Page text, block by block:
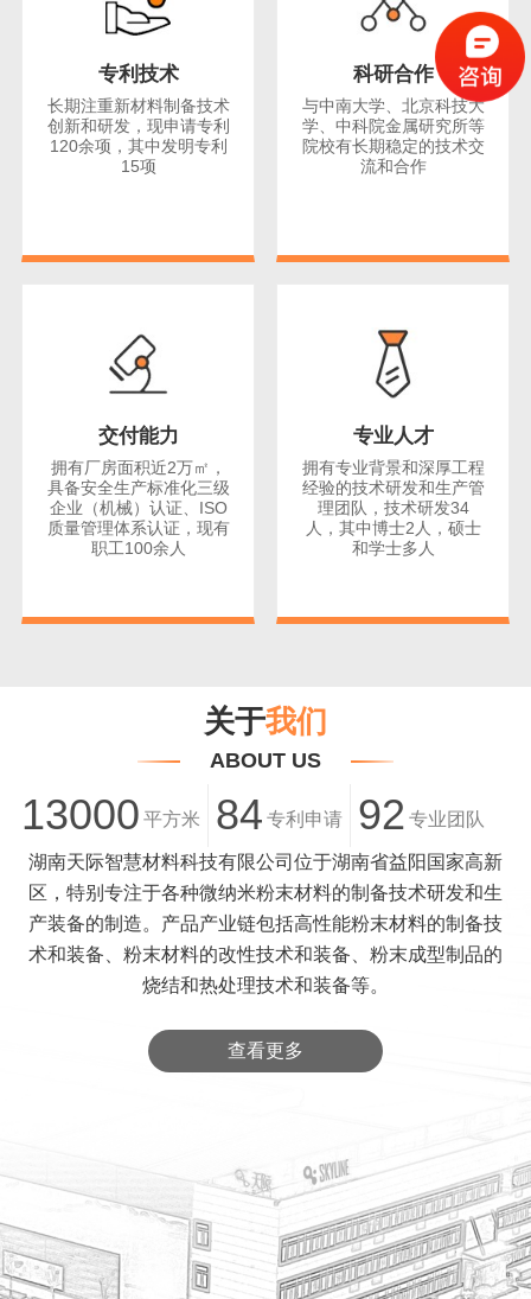
专利技术
长期注重新材料制备技术
创新和研发，现申请专利
120余项，其中发明专利
15项
科研合作
与中南大学、北京科技大
学、中科院金属研究所等
院校有长期稳定的技术交
流和合作
交付能力
拥有厂房面积近2万㎡，
具备安全生产标准化三级
企业（机械）认证、ISO
质量管理体系认证，现有
职工100余人
专业人才
拥有专业背景和深厚工程
经验的技术研发和生产管
理团队，技术研发34
人，其中博士2人，硕士
和学士多人
关于我们
ABOUT US
13000 平方米 84 专利申请 92 专业团队
湖南天际智慧材料科技有限公司位于湖南省益阳国家高新
区，特别专注于各种微纳米粉末材料的制备技术研发和生
产装备的制造。产品产业链包括高性能粉末材料的制备技
术和装备、粉末材料的改性技术和装备、粉末成型制品的
烧结和热处理技术和装备等。
查看更多